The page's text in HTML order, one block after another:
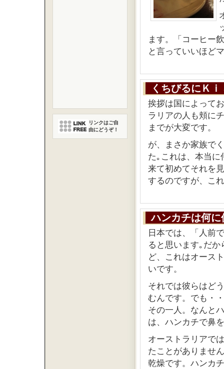
ます。「コーヒー
と言っていいほど
くちびるにＫ
挨拶は国によって
ラリアの人も頬に
までが大変です。
が、まさか家族で
た｡これは、本当
来て初めてそれを
するのですが、こ
ハンカチは何
日本では、「人前
ると思います｡だ
ど、これはオース
いです。
それでは彼らはど
むんです。でも・
その一人。なんと
は、ハンカチで鼻
オーストラリアで
たことがありませ
乾燥です。ハンカ
リンクはご自
由にどうぞ！